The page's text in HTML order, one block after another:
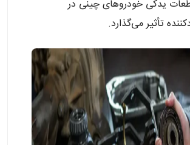
یدکی خودروهای چینی در
تأثیر می‌گذارد.